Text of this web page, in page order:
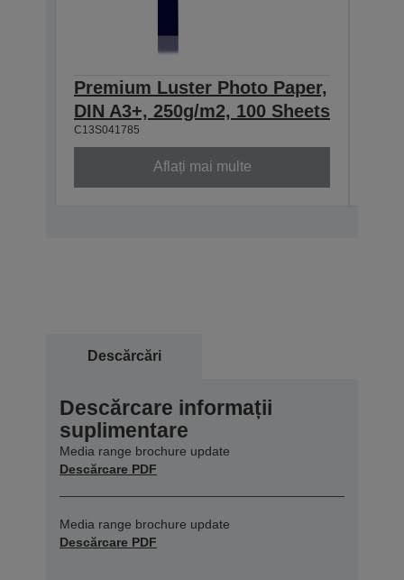
Premium Luster Photo Paper,
DIN A3+, 250g/m2, 100 Sheets
C13S041785
Aflați mai multe
Descărcări
Descărcare informații
suplimentare
Media range brochure update
Descărcare PDF
Media range brochure update
Descărcare PDF